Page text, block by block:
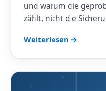
und warum die
zählt, nicht die
Weiterlesen →